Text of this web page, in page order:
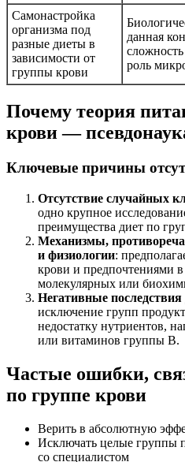
Самонастройка
организма под
разные диеты в
зависимости от
группы крови
данная
роль
Почему теория
крови —
Ключевые причины
Отсутствие случайных
одно крупное
преимущества диет по
Механизмы,
и физиологии:
крови и предпочтениями
молекулярных или
Негативные последствия
исключение групп
недостатку нутриентов,
или витаминов группы B.
Частые ошибки,
по группе крови
Верить в абсолютную
Исключать целые группы
со специалистом